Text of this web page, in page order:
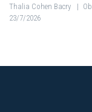
Thalia Cohen Bacry |
23/7/2026